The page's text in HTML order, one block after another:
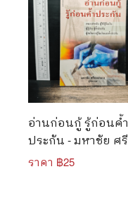
อ่านก่อนกู้ รู้ก่อนค้ำ
ประกัน - มหาชัย ศรี
ทองกลาง
ราคา ฿25